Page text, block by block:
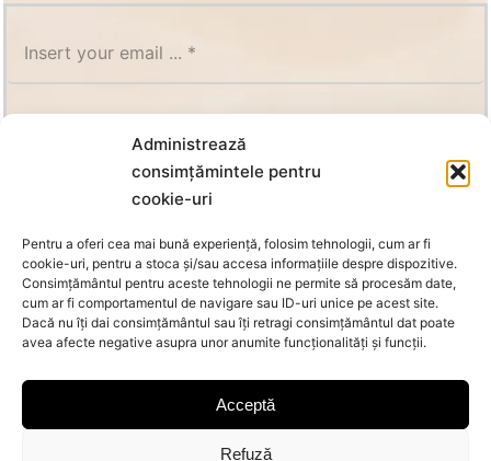
Administrează
consimțămintele pentru
cookie-uri
Pentru a oferi cea mai bună experiență, folosim tehnologii, cum ar fi
cookie-uri, pentru a stoca și/sau accesa informațiile despre dispozitive.
Consimțământul pentru aceste tehnologii ne permite să procesăm date,
cum ar fi comportamentul de navigare sau ID-uri unice pe acest site.
Dacă nu îți dai consimțământul sau îți retragi consimțământul dat poate
avea afecte negative asupra unor anumite funcționalități și funcții.
Acceptă
Refuză
SUBSCRIBE